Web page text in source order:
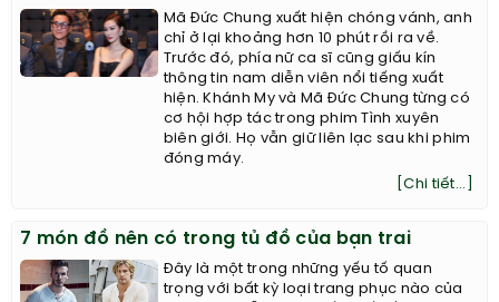
Mã Đức Chung xuất hiện chóng vánh, anh
chỉ ở lại khoảng hơn 10 phút rồi ra về.
Trước đó, phía nữ ca sĩ cũng giấu kín
thông tin nam diễn viên nổi tiếng xuất
hiện. Khánh My và Mã Đức Chung từng có
cơ hội hợp tác trong phim Tình xuyên
biên giới. Họ vẫn giữ liên lạc sau khi phim
đóng máy.
[Chi tiết...]
7 món đồ nên có trong tủ đồ của bạn trai
Đây là một trong những yếu tố quan
trọng với bất kỳ loại trang phục nào của